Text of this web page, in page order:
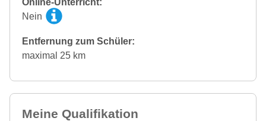
Nein
Entfernung zum Schüler:
maximal 25 km
Meine Qualifikation